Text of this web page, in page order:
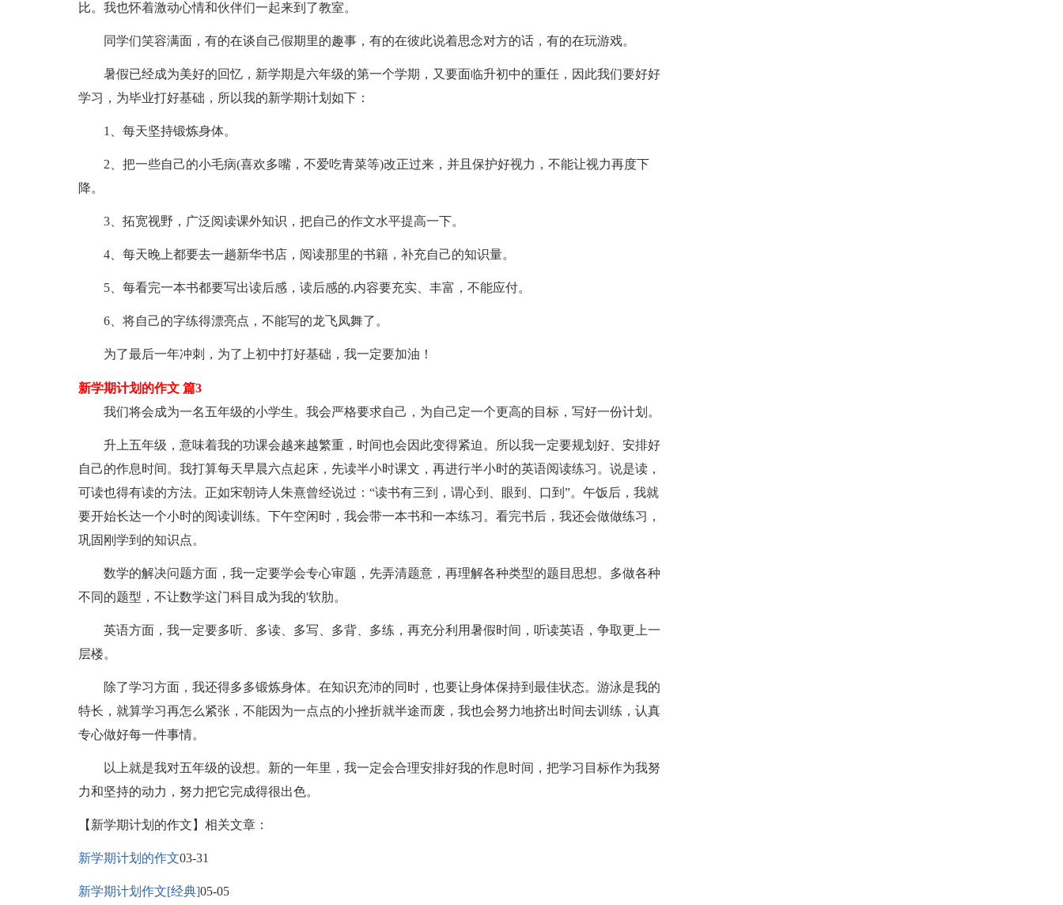
比。我也怀着激动心情和伙伴们一起来到了教室。
同学们笑容满面，有的在谈自己假期里的趣事，有的在彼此说着思念对方的话，有的在玩游戏。
暑假已经成为美好的回忆，新学期是六年级的第一个学期，又要面临升初中的重任，因此我们要好好
学习，为毕业打好基础，所以我的新学期计划如下：
1、每天坚持锻炼身体。
2、把一些自己的小毛病(喜欢多嘴，不爱吃青菜等)改正过来，并且保护好视力，不能让视力再度下
降。
3、拓宽视野，广泛阅读课外知识，把自己的作文水平提高一下。
4、每天晚上都要去一趟新华书店，阅读那里的书籍，补充自己的知识量。
5、每看完一本书都要写出读后感，读后感的.内容要充实、丰富，不能应付。
6、将自己的字练得漂亮点，不能写的龙飞凤舞了。
为了最后一年冲刺，为了上初中打好基础，我一定要加油！
新学期计划的作文 篇3
我们将会成为一名五年级的小学生。我会严格要求自己，为自己定一个更高的目标，写好一份计划。
升上五年级，意味着我的功课会越来越繁重，时间也会因此变得紧迫。所以我一定要规划好、安排好
自己的作息时间。我打算每天早晨六点起床，先读半小时课文，再进行半小时的英语阅读练习。说是读，
可读也得有读的方法。正如宋朝诗人朱熹曾经说过：“读书有三到，谓心到、眼到、口到”。午饭后，我就
要开始长达一个小时的阅读训练。下午空闲时，我会带一本书和一本练习。看完书后，我还会做做练习，
巩固刚学到的知识点。
数学的解决问题方面，我一定要学会专心审题，先弄清题意，再理解各种类型的题目思想。多做各种
不同的题型，不让数学这门科目成为我的'软肋。
英语方面，我一定要多听、多读、多写、多背、多练，再充分利用暑假时间，听读英语，争取更上一
层楼。
除了学习方面，我还得多多锻炼身体。在知识充沛的同时，也要让身体保持到最佳状态。游泳是我的
特长，就算学习再怎么紧张，不能因为一点点的小挫折就半途而废，我也会努力地挤出时间去训练，认真
专心做好每一件事情。
以上就是我对五年级的设想。新的一年里，我一定会合理安排好我的作息时间，把学习目标作为我努
力和坚持的动力，努力把它完成得很出色。
【新学期计划的作文】相关文章：
新学期计划的作文03-31
新学期计划作文[经典]05-05